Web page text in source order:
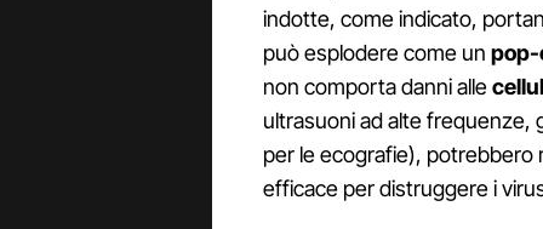
indotte, come indicato,
può esplodere come un
non comporta danni alle
ultrasuoni ad alte frequenze,
per le ecografie),
efficace per distruggere i